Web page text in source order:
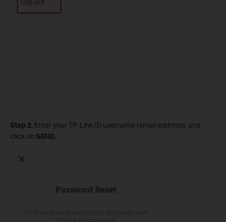
Step 2. Enter your TP-Link ID username (email address), and
click on SEND.